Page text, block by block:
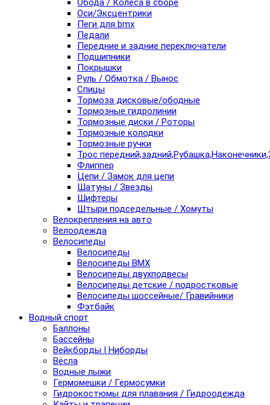
Обода / Колеса в сборе
Оси/Эксцентрики
Пеги для bmx
Педали
Передние и задние переключатели
Подшипники
Покрышки
Руль / Обмотка / Вынос
Спицы
Тормоза дисковые/ободные
Тормозные гидролинии
Тормозные диски / Роторы
Тормозные колодки
Тормозные ручки
Трос
Флиппер
Цепи / Замок для цепи
Шатуны / Звезды
Шифтеры
Штыри подседельные / Хомуты
Велокрепления на авто
Велоодежда
Велосипеды
Велосипеды
Велосипеды BMX
Велосипеды двухподвесы
Велосипеды детские / подростковые
Велосипеды шоссейные/ Гравийники
Фэтбайк
Водный спорт
Баллоны
Бассейны
Вейкборды I Ниборды
Вёсла
Водные лыжи
Гермомешки / Гермосумки
Гидрокостюмы для плавания / Гидроодежда